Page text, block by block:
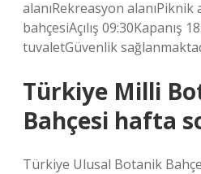
alanıRekreasyon alanıPiknik
bahçesiAçılış 09:30Kapanış
tuvaletGüvenlik
Türkiye Milli
Bahçesi hafta
Türkiye Ulusal Botanik